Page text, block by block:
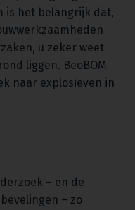
is het belangrijk dat,
u zeker weet
liggen. BeoBOM
naar explosieven in
– en de
– zo